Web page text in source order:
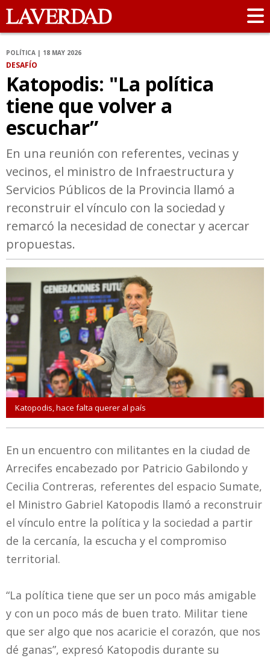
POLÍTICA | 18 MAY 2026
DESAFÍO
Katopodis: "La política
tiene que volver a
escuchar”
En una reunión con referentes, vecinas y
vecinos, el ministro de Infraestructura y
Servicios Públicos de la Provincia llamó a
reconstruir el vínculo con la sociedad y
remarcó la necesidad de conectar y acercar
propuestas.
Katopodis, hace falta querer al país
En un encuentro con militantes en la ciudad de
Arrecifes encabezado por Patricio Gabilondo y
Cecilia Contreras, referentes del espacio Sumate,
el Ministro Gabriel Katopodis llamó a reconstruir
el vínculo entre la política y la sociedad a partir
de la cercanía, la escucha y el compromiso
territorial.
“La política tiene que ser un poco más amigable
y con un poco más de buen trato. Militar tiene
que ser algo que nos acaricie el corazón, que nos
dé ganas”, expresó Katopodis durante su